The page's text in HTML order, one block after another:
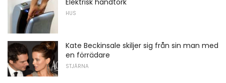
Elektrisk handtork
HUS
Kate Beckinsale skiljer sig från sin man med
en förrädare
STJÄRNA